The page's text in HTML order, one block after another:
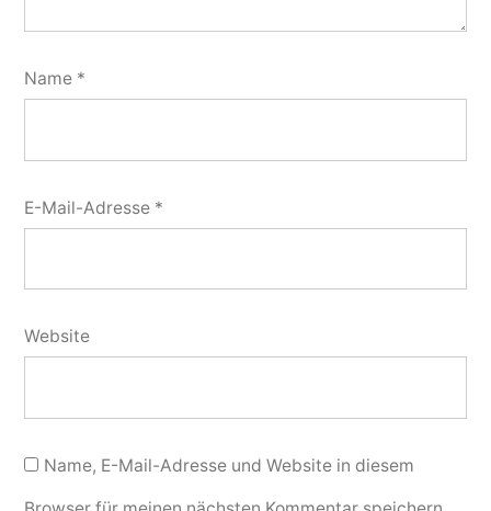
Name *
E-Mail-Adresse *
Website
Name, E-Mail-Adresse und Website in diesem